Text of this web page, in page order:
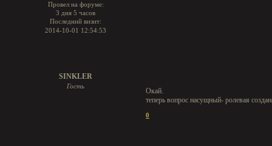
Провел на форуме:
3 дня 5 часов
Последний визит:
2014-10-01 12:54:53
SINKLER
Гость
Окай.
теперь вопрос насущный- ролевая
0